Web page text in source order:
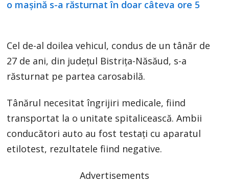
Cel de-al doilea vehicul, condus de un tânăr de
27 de ani, din județul Bistrița-Năsăud, s-a
răsturnat pe partea carosabilă.
Tânărul necesitat îngrijiri medicale, fiind
transportat la o unitate spitalicească. Ambii
conducători auto au fost testați cu aparatul
etilotest, rezultatele fiind negative.
Advertisements